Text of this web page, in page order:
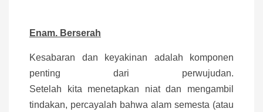
Enam. Berserah
Kesabaran dan keyakinan adalah komponen
penting dari perwujudan.
Setelah kita menetapkan niat dan mengambil
tindakan, percayalah bahwa alam semesta (atau